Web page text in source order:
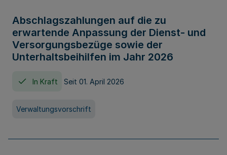
Abschlagszahlungen auf die zu
erwartende Anpassung der Dienst- und
Versorgungsbezüge sowie der
Unterhaltsbeihilfen im Jahr 2026
In Kraft Seit 01. April 2026
Verwaltungsvorschrift